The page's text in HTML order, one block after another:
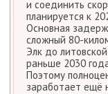
и соединить
планируется к
Основная
сложный 80-
Элк до
раньше 2030
Поэтому
заработает ещё